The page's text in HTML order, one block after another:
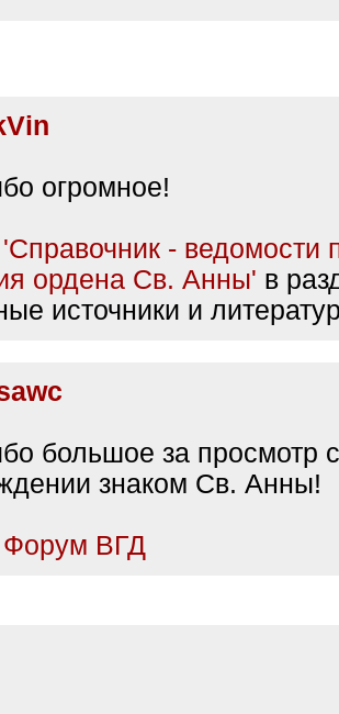
огромное!
'Справочник - ведомости
ордена Св. Анны' в
источники и
большое за просмотр
знаком Св. Анны!
Форум ВГД